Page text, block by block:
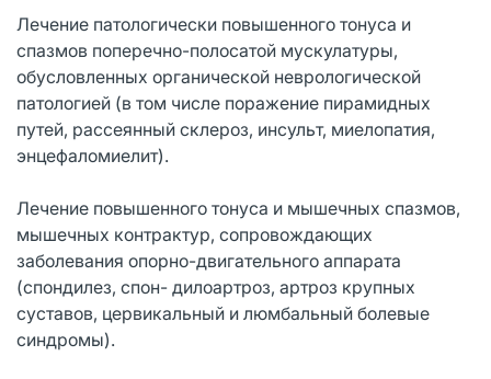
Лечение патологически повышенного тонуса и
спазмов поперечно-полосатой мускулатуры,
обусловленных органической неврологической
патологией (в том числе поражение пирамидных
путей, рассеянный склероз, инсульт, миелопатия,
энцефаломиелит).
Лечение повышенного тонуса и мышечных спазмов,
мышечных контрактур, со­провождающих
заболевания опорно-двигательного аппарата
(спондилез, спон- дилоартроз, артроз крупных
суставов, цервикальный и люмбальный болевые
синдромы).